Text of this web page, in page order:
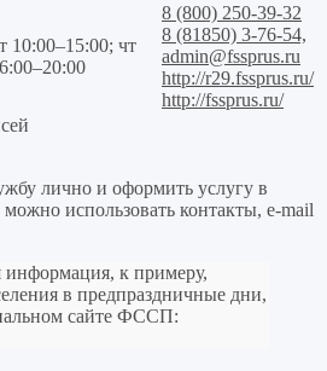
10:00–15:00; чт
8 (800) 250-39-32
8 (81850) 3-76-54,
admin@fssprus.ru
http://r29.fssprus.ru/
http://fssprus.ru/
лично и оформить услугу в
использовать контакты, e-mail
информация, к примеру,
в предпраздничные дни,
сайте ФССП: